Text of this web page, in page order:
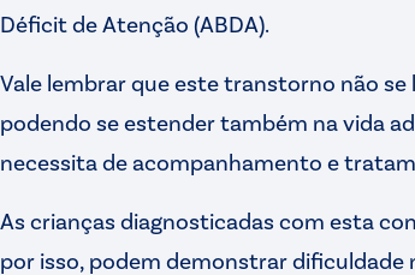
Déficit de Atenção (ABDA).
Vale lembrar que este transtorno não se
podendo se estender também na vida
necessita de acompanhamento e
As crianças diagnosticadas com esta
por isso, podem demonstrar dificuldade